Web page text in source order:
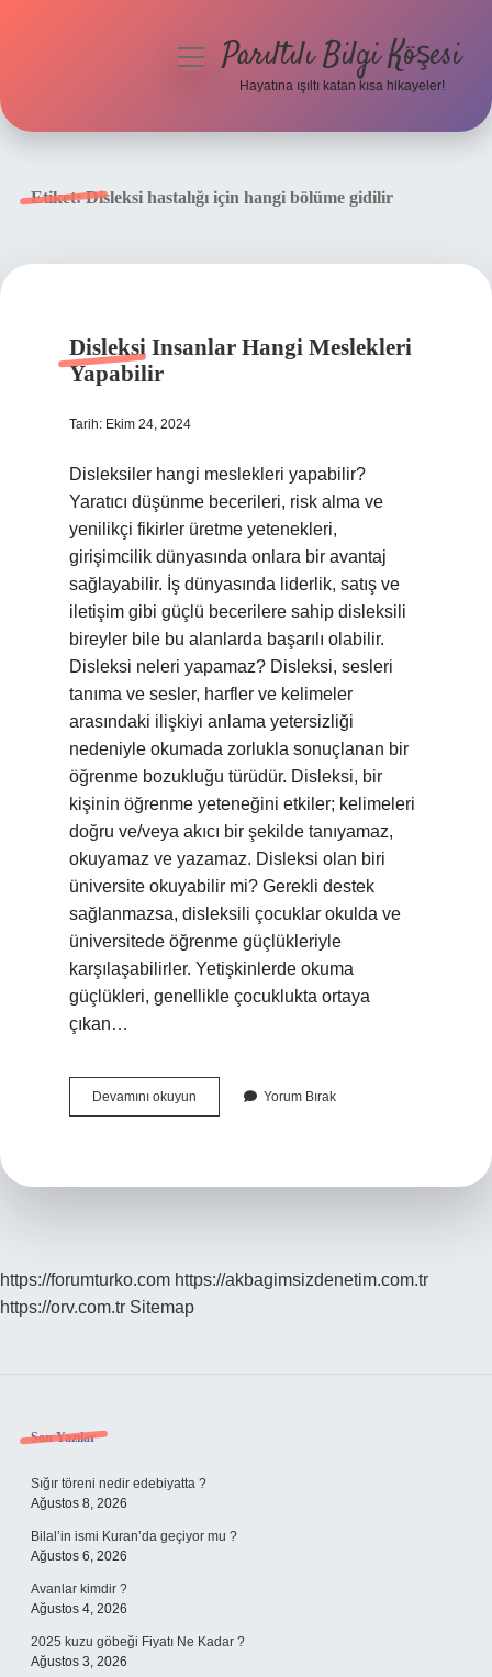
menüyüParıltılı Bilgi Köşesi
Hayatına ışıltı katan kısa hikayeler!
Etiket:Disleksi hastalığı için hangi bölüme gidilir
Disleksi Insanlar Hangi Meslekleri
Yapabilir
Tarih: Ekim 24, 2024
Disleksiler hangi meslekleri yapabilir?
Yaratıcı düşünme becerileri, risk alma ve
yenilikçi fikirler üretme yetenekleri,
girişimcilik dünyasında onlara bir avantaj
sağlayabilir. İş dünyasında liderlik, satış ve
iletişim gibi güçlü becerilere sahip disleksili
bireyler bile bu alanlarda başarılı olabilir.
Disleksi neleri yapamaz? Disleksi, sesleri
tanıma ve sesler, harfler ve kelimeler
arasındaki ilişkiyi anlama yetersizliği
nedeniyle okumada zorlukla sonuçlanan bir
öğrenme bozukluğu türüdür. Disleksi, bir
kişinin öğrenme yeteneğini etkiler; kelimeleri
doğru ve/veya akıcı bir şekilde tanıyamaz,
okuyamaz ve yazamaz. Disleksi olan biri
üniversite okuyabilir mi? Gerekli destek
sağlanmazsa, disleksili çocuklar okulda ve
üniversitede öğrenme güçlükleriyle
karşılaşabilirler. Yetişkinlerde okuma
güçlükleri, genellikle çocuklukta ortaya
çıkan…
Devamını okuyun
Insanlar
Yorum Bırak
https://forumturko.com https://akbagimsizdenetim.com.tr
https://orv.com.tr Sitemap
Sidebar
Son Yazılar
Sığır töreni nedir edebiyatta ?
Ağustos 8, 2026
Bilal’in ismi Kuran’da geçiyor mu ?
Ağustos 6, 2026
Avanlar kimdir ?
Ağustos 4, 2026
2025 kuzu göbeği Fiyatı Ne Kadar ?
Ağustos 3, 2026